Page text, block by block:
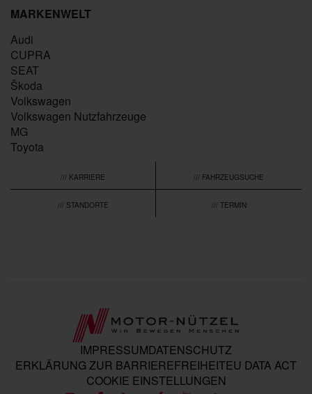
MARKENWELT
Audi
CUPRA
SEAT
Škoda
Volkswagen
Volkswagen Nutzfahrzeuge
MG
Toyota
/// KARRIERE /// FAHRZEUGSUCHE
/// STANDORTE /// TERMIN
IMPRESSUMDATENSCHUTZ
ERKLÄRUNG ZUR BARRIEREFREIHEITEU DATA ACT
COOKIE EINSTELLUNGEN